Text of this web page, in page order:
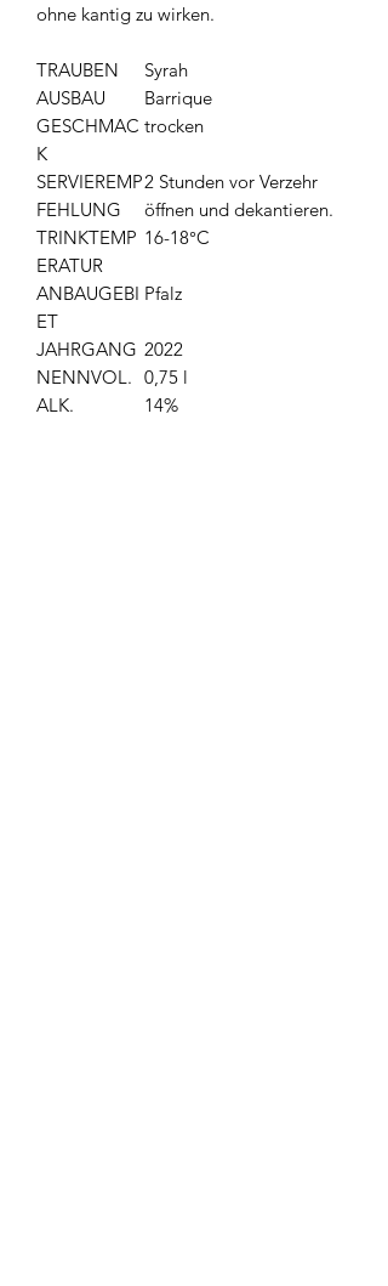
ohne kantig zu wirken.
TRAUBEN
Syrah
AUSBAU
Barrique
GESCHMAC
K
trocken
SERVIEREMP
FEHLUNG
2 Stunden vor Verzehr
öffnen und dekantieren.
TRINKTEMP
ERATUR
16-18°C
ANBAUGEBI
ET
Pfalz
JAHRGANG 2022
NENNVOL. 0,75 l
ALK.
14%